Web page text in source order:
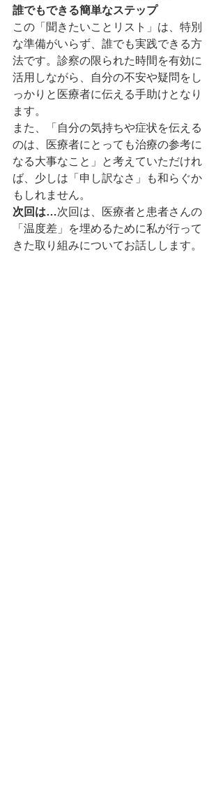
誰でもできる簡単なステップ
この「聞きたいことリスト」は、特別
な準備がいらず、誰でも実践できる方
法です。診察の限られた時間を有効に
活用しながら、自分の不安や疑問をし
っかりと医療者に伝える手助けとなり
ます。
また、「自分の気持ちや症状を伝える
のは、医療者にとっても治療の参考に
なる大事なこと」と考えていただけれ
ば、少しは「申し訳なさ」も和らぐか
もしれません。
次回は…次回は、医療者と患者さんの
「温度差」を埋めるために私が行って
きた取り組みについてお話しします。